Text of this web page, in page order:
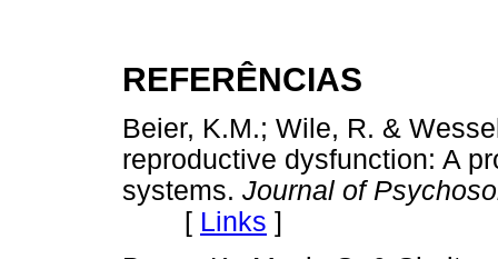
REFERÊNCIAS
Beier, K.M.; Wile, R. &
reproductive dysfunction: A
systems. Journal of
[ Links ]